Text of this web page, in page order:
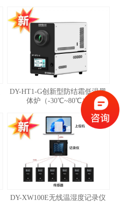
DY-HT1-G创新型防结霜低温黑
体炉（-30℃~80℃）
DY-XW100E无线温湿度记录仪